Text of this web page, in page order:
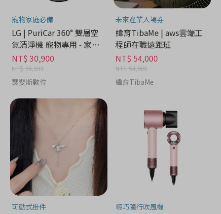
寵物家庭必備
LG | PuriCar 360° 雙層空
氣清淨機 寵物專用 - 家電
分期
NT$ 30,900
NT$ 36,800
瑟斐斯數位
未來產業入場券
緯育TibaMe | aws雲端工
程師在職遠距班
NT$ 54,000
NT$ 54,000
緯育TibaMe
可動式掛件 輕巧隨行吹風機